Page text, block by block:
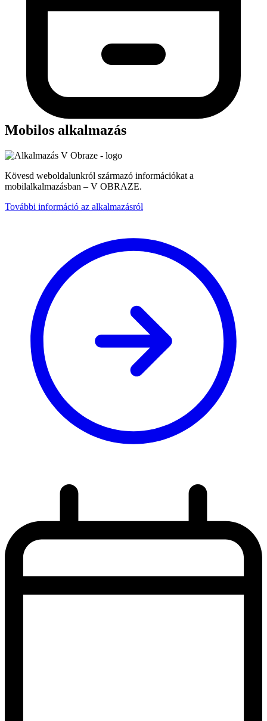
Mobilos alkalmazás
Kövesd weboldalunkról származó információkat a
mobilalkalmazásban – V OBRAZE.
További információ az alkalmazásról